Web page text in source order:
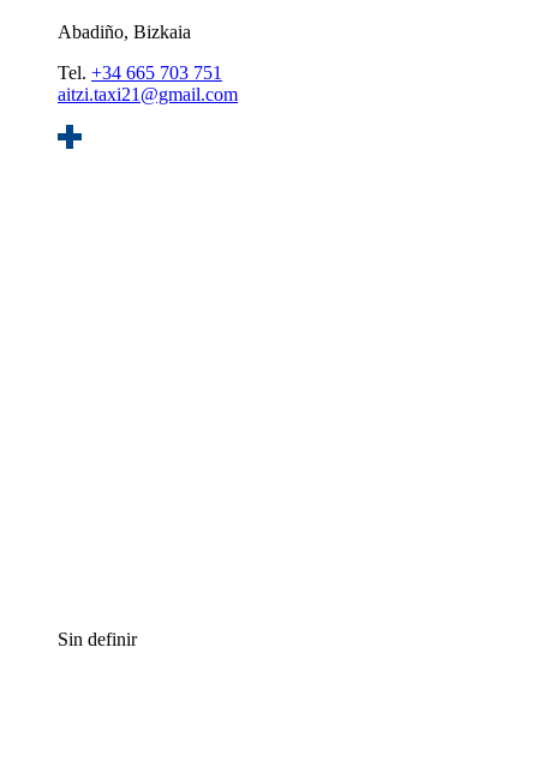
Abadiño, Bizkaia
Tel. +34 665 703 751
aitzi.taxi21@gmail.com
Sin definir